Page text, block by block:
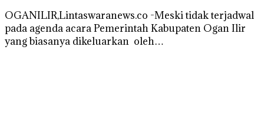
OGANILIR,Lintaswaranews.co -Meski tidak terjadwal
pada agenda acara Pemerintah Kabupaten Ogan Ilir
yang biasanya dikeluarkan oleh…